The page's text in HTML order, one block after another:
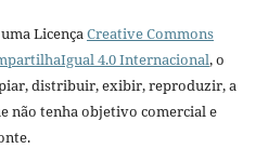
LicençaCreative Commons
4.0 Internacional, o
distribuir, exibir, reproduzir, a
não tenha objetivo comercial e